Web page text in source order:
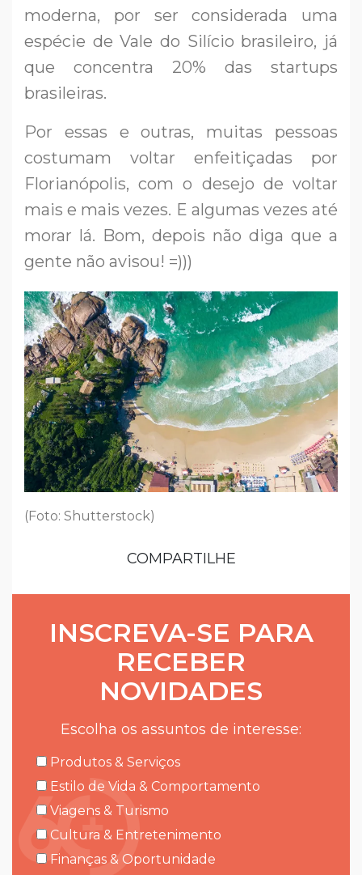
moderna, por ser considerada uma
espécie de Vale do Silício brasileiro, já
que concentra 20% das startups
brasileiras.
Por essas e outras, muitas pessoas
costumam voltar enfeitiçadas por
Florianópolis, com o desejo de voltar
mais e mais vezes. E algumas vezes até
morar lá. Bom, depois não diga que a
gente não avisou! =)))
(Foto: Shutterstock)
COMPARTILHE
INSCREVA-SE PARA
RECEBER
NOVIDADES
Escolha os assuntos de interesse:
Produtos & Serviços
Estilo de Vida & Comportamento
Viagens & Turismo
Cultura & Entretenimento
Finanças & Oportunidade